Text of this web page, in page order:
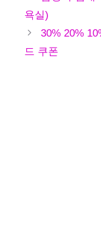
리
욕실)
30% 20%
드 쿠폰